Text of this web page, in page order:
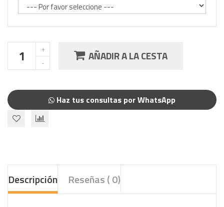
AÑADIR A LA CESTA
Haz tus consultas por WhatsApp
Descripción Reseñas ( 0)